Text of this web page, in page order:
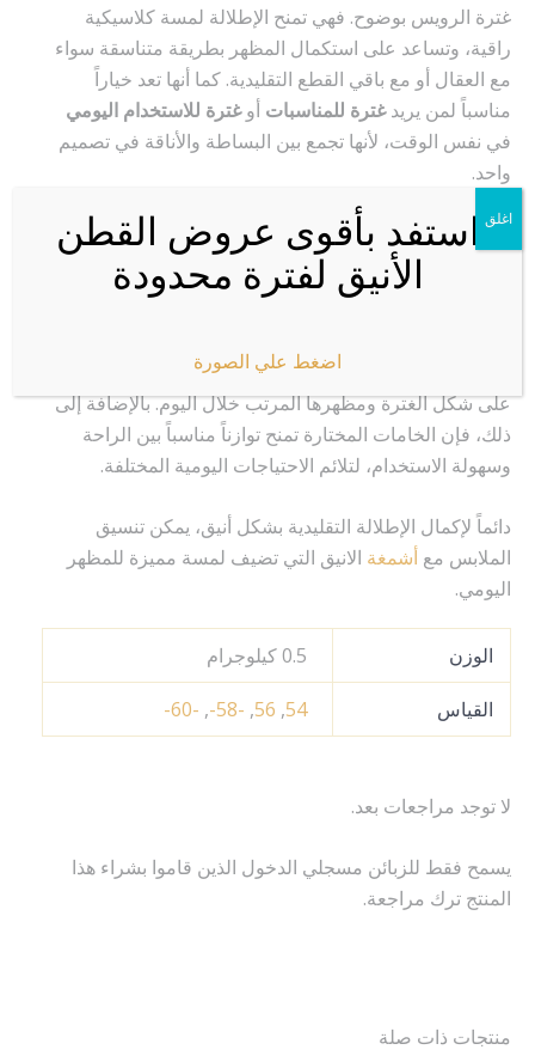
غترة الرويس بوضوح. فهي تمنح الإطلالة لمسة كلاسيكية
راقية، وتساعد على استكمال المظهر بطريقة متناسقة سواء
مع العقال أو مع باقي القطع التقليدية. كما أنها تعد خياراً
مناسباً لمن يريدغترة للمناسبات أوغترة للاستخدام اليومي
في نفس الوقت، لأنها تجمع بين البساطة والأناقة في تصميم
واحد.
كيف تمنحك خامةغترة الرويستجربة استخدام أفضل؟
تم تصنيع غترة الرويس باستخدام خامات خفيفة ومريحة
راحة أثناء الاستخدام، كما تساعد جودة التصنيع على المحافظة
على شكل الغترة ومظهرها المرتب خلال اليوم. بالإضافة إلى
ذلك، فإن الخامات المختارة تمنح توازناً مناسباً بين الراحة
وسهولة الاستخدام، لتلائم الاحتياجات اليومية المختلفة.
دائماً لإكمال الإطلالة التقليدية بشكل أنيق، يمكن تنسيق
الملابس مع أشمغة الانيق التي تضيف لمسة مميزة للمظهر
اليومي.
الوزن 0.5 كيلوجرام
القياس 54
,
56
,
-58-
,
-60-
لا توجد مراجعات بعد.
يسمح فقط للزبائن مسجلي الدخول الذين قاموا بشراء هذا
المنتج ترك مراجعة.
منتجات ذات صلة
استفد بأقوى عروض القطن
الأنيق لفترة محدودة
اضغط علي الصورة
اغلق